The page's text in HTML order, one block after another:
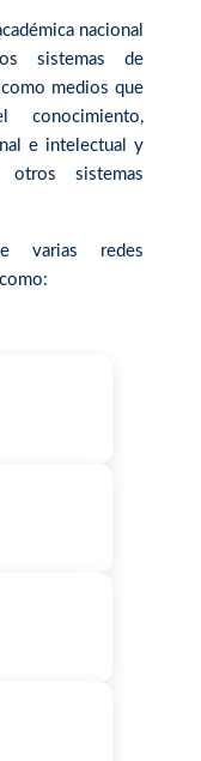
nacional
sistemas de
medios que
conocimiento,
e intelectual y
sistemas
varias redes